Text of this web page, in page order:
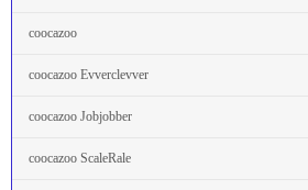
coocazoo
coocazoo Evverclevver
coocazoo Jobjobber
coocazoo ScaleRale